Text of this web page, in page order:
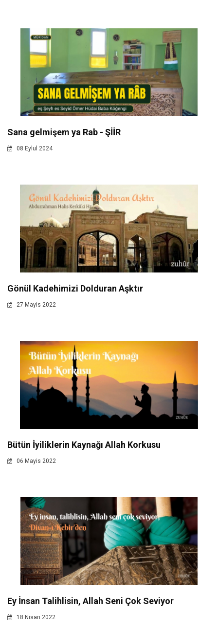
Sana gelmişem ya Rab - ŞİİR
08 Eylul 2024
Gönül Kadehimizi Dolduran Aşktır
27 Mayis 2022
Bütün İyiliklerin Kaynağı Allah Korkusu
06 Mayis 2022
Ey İnsan Talihlisin, Allah Seni Çok Seviyor
18 Nisan 2022